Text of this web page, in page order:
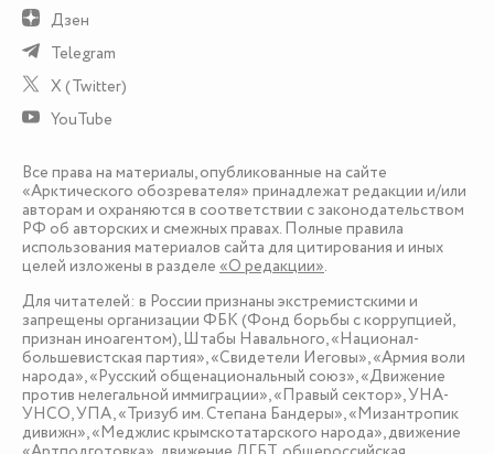
Дзен
Telegram
X (Twitter)
YouTube
Все права на материалы, опубликованные на сайте
«Арктического обозревателя» принадлежат редакции и/или
авторам и охраняются в соответствии с законодательством
РФ об авторских и смежных правах. Полные правила
использования материалов сайта для цитирования и иных
целей изложены в разделе «О редакции».
Для читателей: в России признаны экстремистскими и
запрещены организации ФБК (Фонд борьбы с коррупцией,
признан иноагентом), Штабы Навального, «Национал-
большевистская партия», «Свидетели Иеговы», «Армия воли
народа», «Русский общенациональный союз», «Движение
против нелегальной иммиграции», «Правый сектор», УНА-
УНСО, УПА, «Тризуб им. Степана Бандеры», «Мизантропик
дивижн», «Меджлис крымскотатарского народа», движение